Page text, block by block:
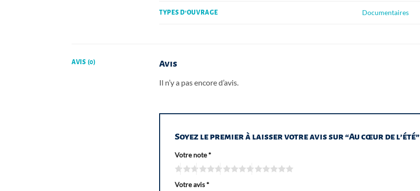
TYPES D'OUVRAGE Documentaires
AVIS (0) Avis
Il n’y a pas encore d’avis.
Soyez le premier à laisser votre avis sur “Au cœur de l’été”
Votre note*
Votre avis*